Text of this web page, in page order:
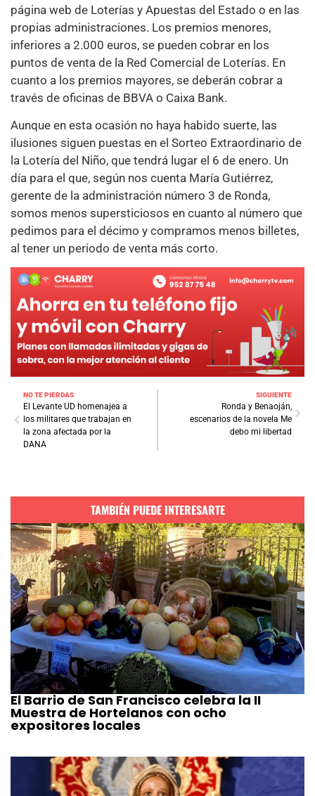
página web de Loterías y Apuestas del Estado o en las
propias administraciones. Los premios menores,
inferiores a 2.000 euros, se pueden cobrar en los
puntos de venta de la Red Comercial de Loterías. En
cuanto a los premios mayores, se deberán cobrar a
través de oficinas de BBVA o Caixa Bank.
Aunque en esta ocasión no haya habido suerte, las
ilusiones siguen puestas en el Sorteo Extraordinario de
la Lotería del Niño, que tendrá lugar el 6 de enero. Un
día para el que, según nos cuenta María Gutiérrez,
gerente de la administración número 3 de Ronda,
somos menos supersticiosos en cuanto al número que
pedimos para el décimo y compramos menos billetes,
al tener un periodo de venta más corto.
NO TE PIERDAS
El Levante UD homenajea a
los militares que trabajan en
la zona afectada por la
DANA
SIGUIENTE
Ronda y Benaoján,
escenarios de la novela Me
debo mi libertad
TAMBIÉN PUEDE INTERESARTE
El Barrio de San Francisco celebra la II
Muestra de Hortelanos con ocho
expositores locales